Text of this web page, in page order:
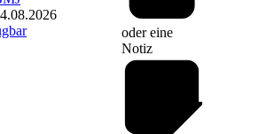
(zu § 1
oder eine
Notiz